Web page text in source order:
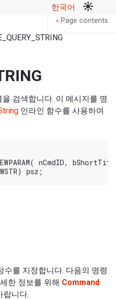
한국어
검색합니다. 이 메시지를 명
인라인 함수를 사용하여
nCmdID,
수를 지정합니다. 다음의 명령
한 정보를 위해 Command
랍니다.
< Page contents